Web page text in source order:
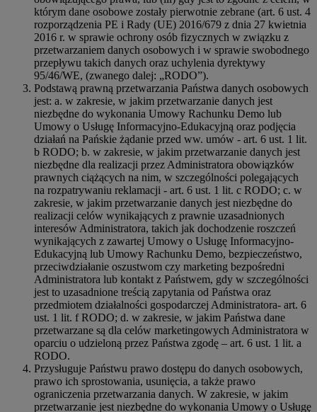
którym dane osobowe zostały pierwotnie zebrane (art. 6 ust. 4
rozporządzenia PE i Rady (UE) 2016/679 z dnia 27 kwietnia
2016 r. w sprawie ochrony osób fizycznych w związku z
przetwarzaniem danych osobowych i w sprawie swobodnego
przepływu takich danych oraz uchylenia dyrektywy
95/46/WE, (zwanego dalej: „RODO”).
Podstawą prawną przetwarzania Państwa danych osobowych
jest: a. w zakresie, w jakim przetwarzanie danych jest
niezbędne do wykonania Umowy Rachunku Demo lub
Umowy o Usługę Informacyjno-Edukacyjną oraz podjęcia
działań na Pańskie żądanie przed ww. umów - art. 6 ust. 1 lit.
b RODO; b. w zakresie, w jakim przetwarzanie danych jest
niezbędne dla realizacji przez Administratora obowiązków
prawnych ciążących na nim, w szczególności polegających
na rozpatrywaniu reklamacji - art. 6 ust. 1 lit. c RODO; c. w
zakresie, w jakim przetwarzanie danych jest niezbędne do
realizacji celów wynikających z prawnie uzasadnionych
interesów Administratora, takich jak dochodzenie roszczeń
wynikających z zawartej Umowy o Usługę Informacyjno-
Edukacyjną lub Umowy Rachunku Demo, bezpieczeństwo,
przeciwdziałanie oszustwom czy marketing bezpośredni
Administratora lub kontakt z Państwem, gdy w szczególności
jest to uzasadnione treścią zapytania od Państwa oraz
przedmiotem działalności gospodarczej Administratora- art. 6
ust. 1 lit. f RODO; d. w zakresie, w jakim Państwa dane
przetwarzane są dla celów marketingowych Administratora w
oparciu o udzieloną przez Państwa zgodę – art. 6 ust. 1 lit. a
RODO.
Przysługuje Państwu prawo dostępu do danych osobowych,
prawo ich sprostowania, usunięcia, a także prawo
ograniczenia przetwarzania danych. W zakresie, w jakim
przetwarzanie jest niezbędne do wykonania Umowy o Usługę